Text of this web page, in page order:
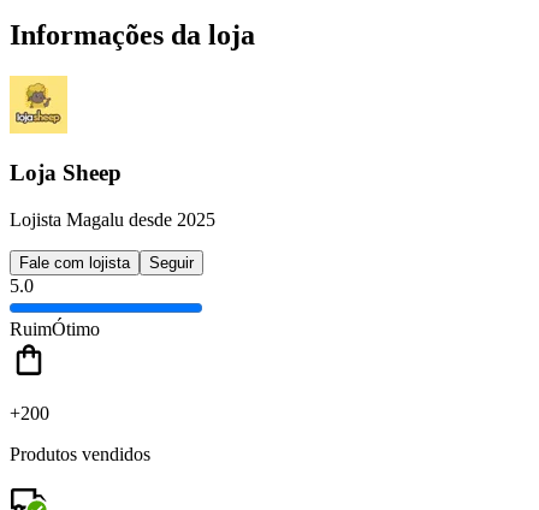
Informações da loja
Loja Sheep
Lojista Magalu desde 2025
Fale com lojista Seguir
5.0
RuimÓtimo
+200
Produtos vendidos